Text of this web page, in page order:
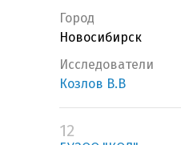
Город
Новосибирск
Исследователи
Козлов В.В
12